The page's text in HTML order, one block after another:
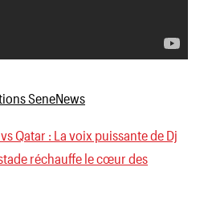
Qatar : La voix puissante de Dj
réchauffe le cœur des